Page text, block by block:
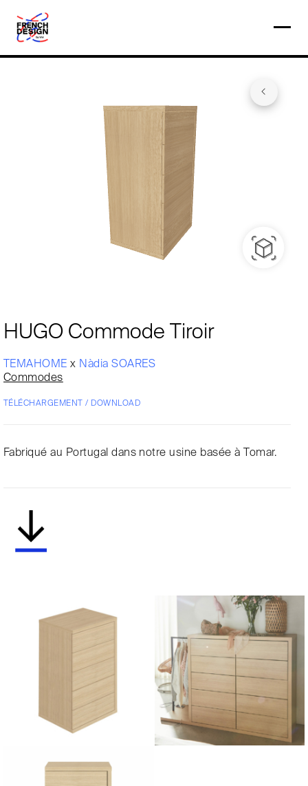
HUGO Commode Tiroir
TEMAHOMEx Nàdia SOARES
Commodes
TÉLÉCHARGEMENT / DOWNLOAD
Fabriqué au Portugal dans notre usine basée à Tomar.